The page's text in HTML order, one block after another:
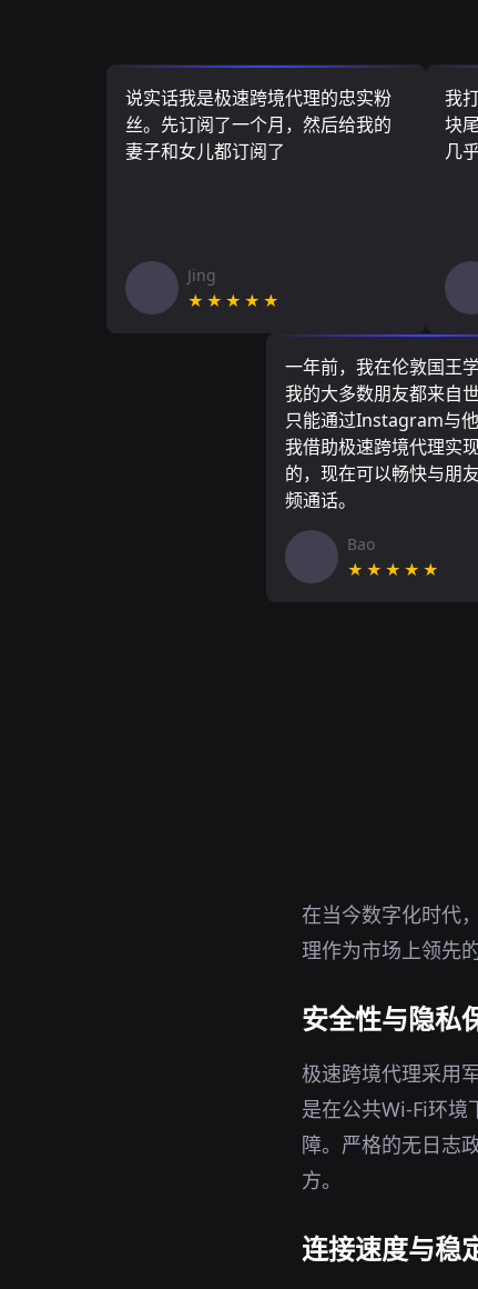
说实话我是极速跨境代理的忠实粉
丝。先订阅了一个月，然后给我的
妻子和女儿都订阅了
Jing
★★★★★
我
块
几
一年前，我在伦敦国王学
我的大多数朋友都来自世
只能通过Instagram与他
我借助极速跨境代理实
的，现在可以畅快与朋
频通话。
Bao
★★★★★
在当今数字化时代
理作为市场上领先
安全性与隐私
极速跨境代理采用
是在公共Wi-Fi环
障。严格的无日志
方。
连接速度与稳